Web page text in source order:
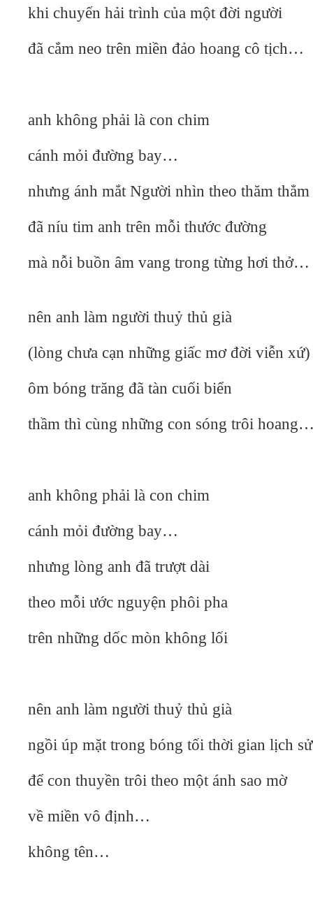
khi chuyến hải trình của một đời người
đã cắm neo trên miền đảo hoang cô tịch…
anh không phải là con chim
cánh mỏi đường bay…
nhưng ánh mắt Người nhìn theo thăm thẳm
đã níu tim anh trên mỗi thước đường
mà nỗi buồn âm vang trong từng hơi thở…
nên anh làm người thuỷ thủ già
(lòng chưa cạn những giấc mơ đời viễn xứ)
ôm bóng trăng đã tàn cuối biển
thầm thì cùng những con sóng trôi
anh không phải là con chim
cánh mỏi đường bay…
nhưng lòng anh đã trượt dài
theo mỗi ước nguyện phôi pha
trên những dốc mòn không lối
nên anh làm người thuỷ thủ già
ngồi úp mặt trong bóng tối thời gian lịch sử
để con thuyền trôi theo một ánh sao mờ
về miền vô định…
không tên…